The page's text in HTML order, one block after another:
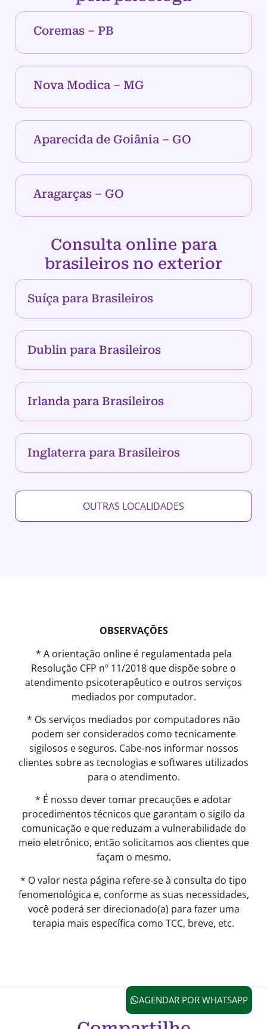
Coremas – PB
Nova Modica – MG
Aparecida de Goiânia – GO
Aragarças – GO
Consulta online para
brasileiros no exterior
Suíça para Brasileiros
Dublin para Brasileiros
Irlanda para Brasileiros
Inglaterra para Brasileiros
OUTRAS LOCALIDADES
OBSERVAÇÕES
* A orientação online é regulamentada pela
Resolução CFP nº 11/2018 que dispõe sobre o
atendimento psicoterapêutico e outros serviços
mediados por computador.
* Os serviços mediados por computadores não
podem ser considerados como tecnicamente
sigilosos e seguros. Cabe-nos informar nossos
clientes sobre as tecnologias e softwares utilizados
para o atendimento.
* É nosso dever tomar precauções e adotar
procedimentos técnicos que garantam o sigilo da
comunicação e que reduzam a vulnerabilidade do
meio eletrônico, então solicitamos aos clientes que
façam o mesmo.
* O valor nesta página refere-se à consulta do tipo
fenomenológica e, conforme as suas necessidades,
você poderá ser direcionado(a) para fazer uma
terapia mais específica como TCC, breve, etc.
AGENDAR POR WHATSAPP